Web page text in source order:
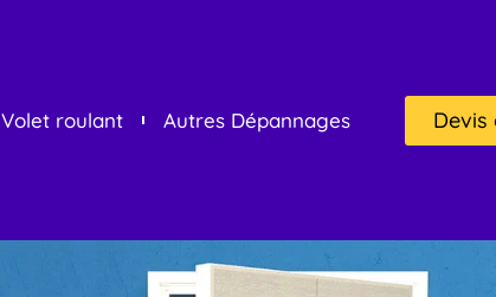
Volet roulant Autres Dépannages